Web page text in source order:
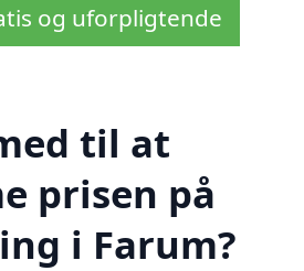
og uforpligtende
til at
prisen på
i Farum?